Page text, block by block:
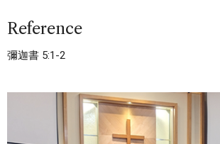
Reference
彌迦書 5:1-2